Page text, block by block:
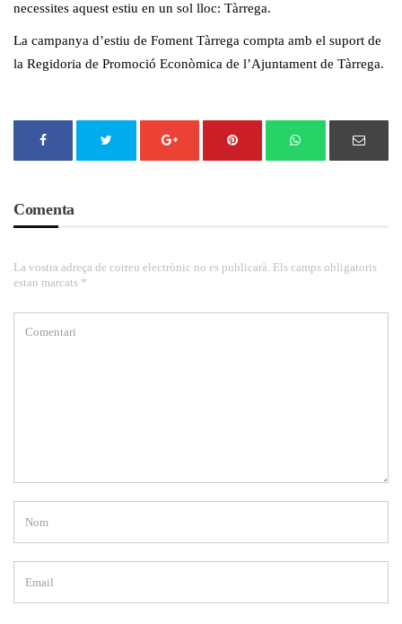
necessites aquest estiu en un sol lloc: Tàrrega.
La campanya d’estiu de Foment Tàrrega compta amb el suport de
la Regidoria de Promoció Econòmica de l’Ajuntament de Tàrrega.
Comenta
La vostra adreça de correu electrònic no es publicarà. Els camps obligatoris
estan marcats *